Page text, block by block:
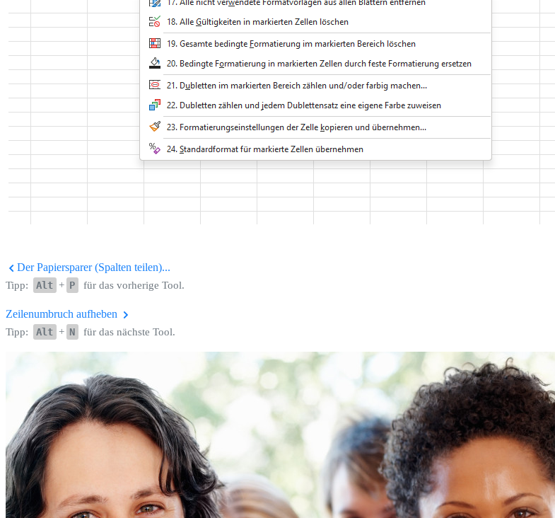
Der Papiersparer (Spalten teilen)...
Tipp: Alt + P für das vorherige Tool.
Zeilenumbruch aufheben
Tipp: Alt + N für das nächste Tool.